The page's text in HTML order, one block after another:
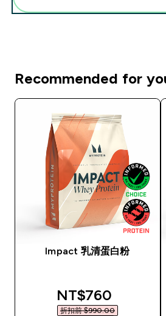
Recommended for
Impact 乳清蛋白粉
discounted price
NT$760‎
折扣前 $990.00‎